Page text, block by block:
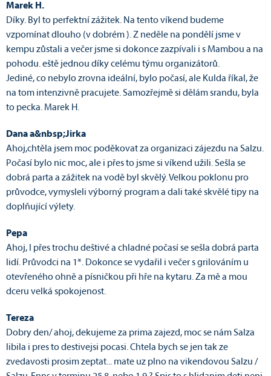
Marek H.
Díky. Byl to perfektní zážitek. Na tento víkend budeme
vzpomínat dlouho (v dobrém ). Z neděle na pondělí jsme v
kempu zůstali a večer jsme si dokonce zazpívali i s Mambou a na
pohodu. eště jednou díky celému týmu organizátorů.
Jediné, co nebylo zrovna ideální, bylo počasí, ale Kulda říkal, že
na tom intenzivně pracujete. Samozřejmě si dělám srandu, byla
to pecka. Marek H.
Dana a&nbsp;Jirka
Ahoj,chtěla jsem moc poděkovat za organizaci zájezdu na Salzu.
Počasí bylo nic moc, ale i přes to jsme si víkend užili. Sešla se
dobrá parta a zážitek na vodě byl skvělý. Velkou poklonu pro
průvodce, vymysleli výborný program a dali také skvělé tipy na
doplňující výlety.
Pepa
Ahoj, I přes trochu deštivé a chladné počasí se sešla dobrá parta
lidí. Průvodci na 1*. Dokonce se vydařil i večer s grilováním u
otevřeného ohně a písničkou při hře na kytaru. Za mě a mou
dceru velká spokojenost.
Tereza
Dobry den/ ahoj, dekujeme za prima zajezd, moc se nám Salza
libila i pres to destivejsi pocasi. Chtela bych se jen tak ze
zvedavosti prosim zeptat... mate uz plno na vikendovou Salzu /